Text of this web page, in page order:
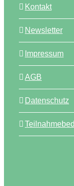
Kontakt
Newsletter
Impressum
AGB
Datenschutz